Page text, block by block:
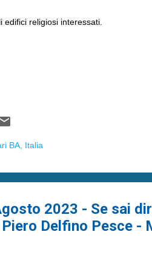
edifici religiosi interessati.
BA, Italia
2023 - Se sai
Delfino Pesce -